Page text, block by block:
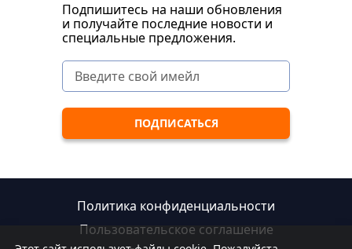
Подпишитесь на наши обновления
и получайте последние новости и
специальные предложения.
Политика конфиденциальности
Пользовательское соглашение